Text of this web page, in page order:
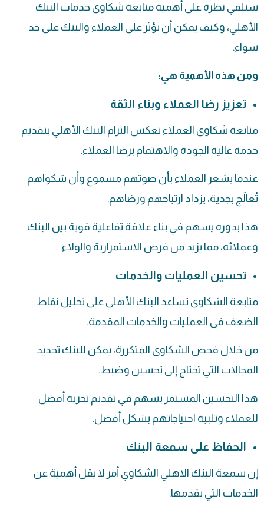
سنلقي نظرة على أهمية متابعة شكاوى خدمات البنك
الأهلي، وكيف يمكن أن تؤثر على العملاء والبنك على حد
سواء.
ومن هذه الأهمية هي:
تعزيز رضا العملاء وبناء الثقة
متابعة شكاوى العملاء تعكس التزام البنك الأهلي بتقديم
خدمة عالية الجودة والاهتمام برضا العملاء.
عندما يشعر العملاء بأن صوتهم مسموع وأن شكواهم
تُعالَج بجدية، يزداد ارتياحهم ورضاهم.
هذا بدوره يسهم في بناء علاقة تفاعلية قوية بين البنك
وعملائه، مما يزيد من فرص الاستمرارية والولاء.
تحسين العمليات والخدمات
متابعة الشكاوى تساعد البنك الأهلي على تحليل نقاط
الضعف في العمليات والخدمات المقدمة.
من خلال فحص الشكاوى المتكررة، يمكن للبنك تحديد
المجالات التي تحتاج إلى تحسين وضبط.
هذا التحسين المستمر يسهم في تقديم تجربة أفضل
للعملاء وتلبية احتياجاتهم بشكل أفضل.
الحفاظ على سمعة البنك
إن سمعة البنك الاهلي الشكاوي أمر لا يقل أهمية عن
الخدمات التي يقدمها.